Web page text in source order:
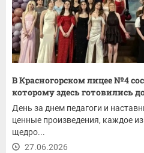
В Красногорском лицее №4
которому здесь готовились
День за днем педагоги и
ценные произведения, каждое
щедро...
27.06.2026